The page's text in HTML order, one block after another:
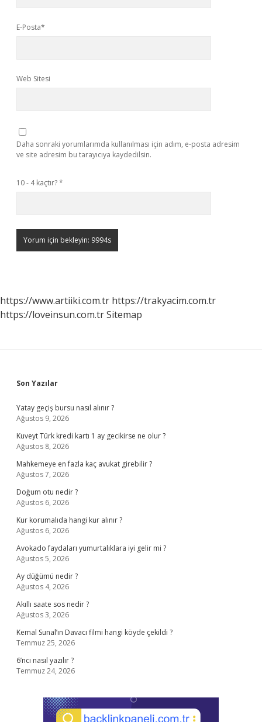
E-Posta*
Web Sitesi
Daha sonraki yorumlarımda kullanılması için adım, e-posta adresim
ve site adresim bu tarayıcıya kaydedilsin.
10 - 4 kaçtır?*
https://www.artiiki.com.tr https://trakyacim.com.tr
https://loveinsun.com.trSitemap
Sidebar
Son Yazılar
Yatay geçiş bursu nasıl alınır ?
Ağustos 9, 2026
Kuveyt Türk kredi kartı 1 ay gecikirse ne olur ?
Ağustos 8, 2026
Mahkemeye en fazla kaç avukat girebilir ?
Ağustos 7, 2026
Doğum otu nedir ?
Ağustos 6, 2026
Kur korumalıda hangi kur alınır ?
Ağustos 6, 2026
Avokado faydaları yumurtalıklara iyi gelir mi ?
Ağustos 5, 2026
Ay düğümü nedir ?
Ağustos 4, 2026
Akıllı saate sos nedir ?
Ağustos 3, 2026
Kemal Sunal’ın Davacı filmi hangi köyde çekildi ?
Temmuz 25, 2026
6’ncı nasıl yazılır ?
Temmuz 24, 2026